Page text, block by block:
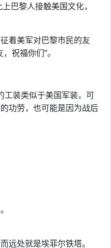
巴黎人接触美国文化，
着美军对巴黎市民的友
祝福你们”。
工装类似于美国军装，可
功劳，也可能是因为战后
远处就是埃菲尔铁塔。